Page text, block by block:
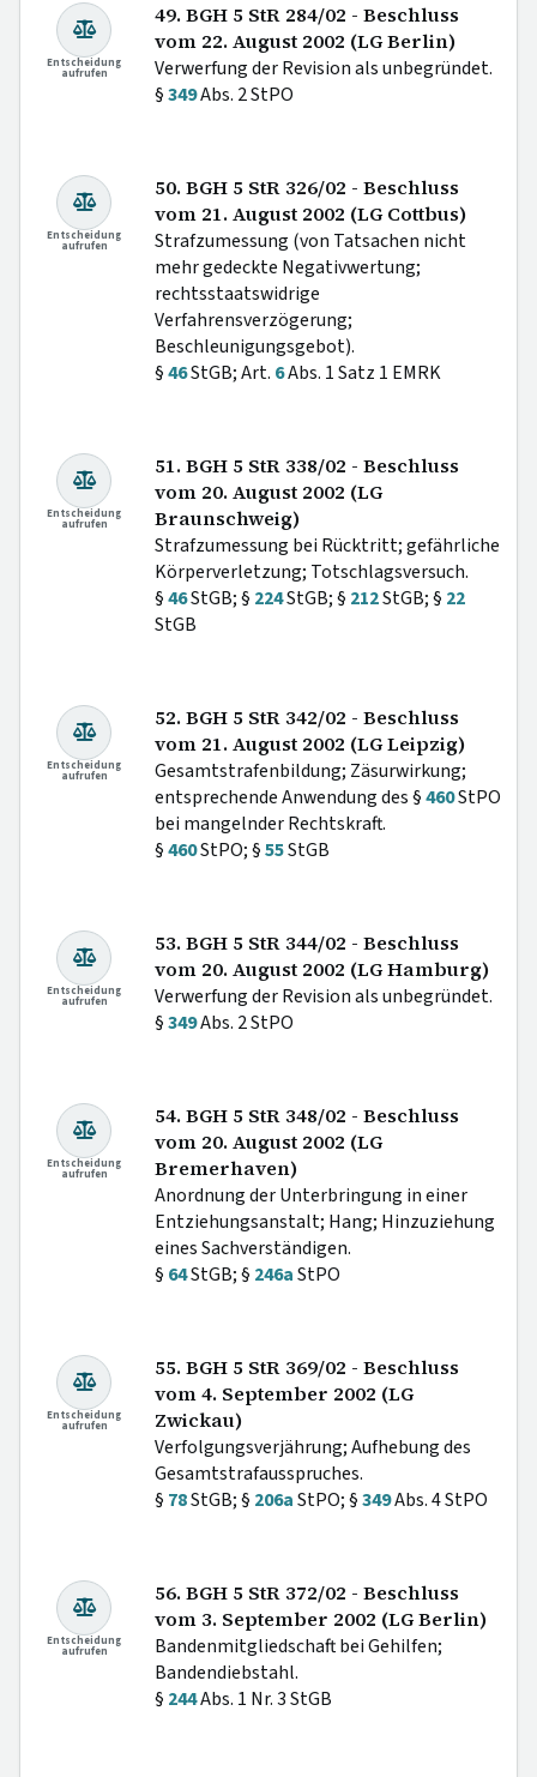
Entscheidung
aufrufen
49. BGH 5 StR 284/02 - Beschluss
vom 22. August 2002 (LG Berlin)
Verwerfung der Revision als unbegründet.
§349Abs. 2 StPO
Entscheidung
aufrufen
50. BGH 5 StR 326/02 - Beschluss
vom 21. August 2002 (LG Cottbus)
Strafzumessung (von Tatsachen nicht
mehr gedeckte Negativwertung;
rechtsstaatswidrige
Verfahrensverzögerung;
Beschleunigungsgebot).
§46StGB; Art. 6Abs. 1 Satz 1 EMRK
Entscheidung
aufrufen
51. BGH 5 StR 338/02 - Beschluss
vom 20. August 2002 (LG
Braunschweig)
Strafzumessung bei Rücktritt; gefährliche
Körperverletzung; Totschlagsversuch.
§46StGB; § 224StGB; § 212StGB; § 22
StGB
Entscheidung
aufrufen
52. BGH 5 StR 342/02 - Beschluss
vom 21. August 2002 (LG Leipzig)
Gesamtstrafenbildung; Zäsurwirkung;
entsprechende Anwendung des §460StPO
bei mangelnder Rechtskraft.
§460StPO; §55StGB
Entscheidung
aufrufen
53. BGH 5 StR 344/02 - Beschluss
vom 20. August 2002 (LG Hamburg)
Verwerfung der Revision als unbegründet.
§349Abs. 2 StPO
Entscheidung
aufrufen
54. BGH 5 StR 348/02 - Beschluss
vom 20. August 2002 (LG
Bremerhaven)
Anordnung der Unterbringung in einer
Entziehungsanstalt; Hang; Hinzuziehung
eines Sachverständigen.
§ 64StGB; § 246aStPO
Entscheidung
aufrufen
55. BGH 5 StR 369/02 - Beschluss
vom 4. September 2002 (LG
Zwickau)
Verfolgungsverjährung; Aufhebung des
Gesamtstrafausspruches.
§ 78StGB; § 206aStPO; §349Abs. 4 StPO
Entscheidung
aufrufen
56. BGH 5 StR 372/02 - Beschluss
vom 3. September 2002 (LG Berlin)
Bandenmitgliedschaft bei Gehilfen;
Bandendiebstahl.
§ 244Abs. 1 Nr. 3 StGB